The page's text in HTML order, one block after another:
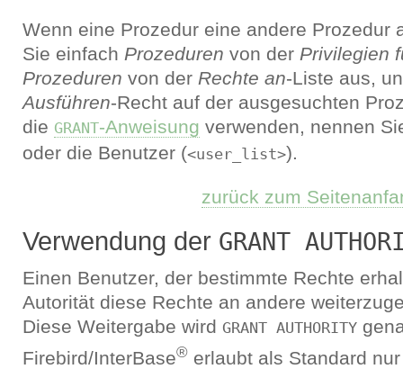
Wenn eine Prozedur eine andere Prozedur
Sie einfach Prozeduren von der Privilegien
Prozeduren von der Rechte an-Liste aus,
Ausführen-Recht auf der ausgesuchten
die GRANT-Anweisung verwenden, nennen
oder die Benutzer (<user_list>).
zurück zum
Verwendung der GRANT
Einen Benutzer, der bestimmte Rechte
Autorität diese Rechte an andere
Diese Weitergabe wird GRANT AUTHORITY
Firebird/InterBase®erlaubt als Standard